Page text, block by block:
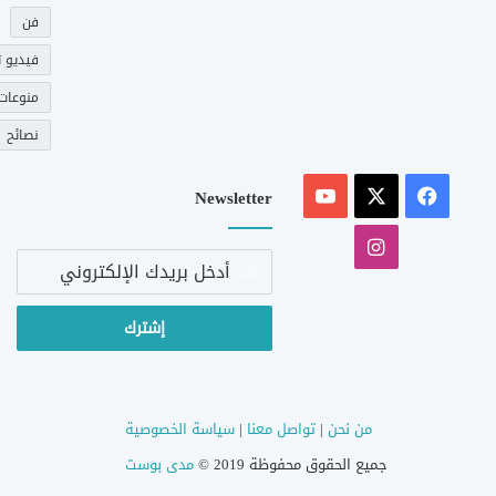
فن
فيديو
نصائح
فيسبوك
‫YouTube
انستقرام
Newsletter
أدخل
الإلكتروني
من نحن |تواصل معنا |سياسة الخصوصية
جميع الحقوق محفوظة 2019 ©
مدى بوست